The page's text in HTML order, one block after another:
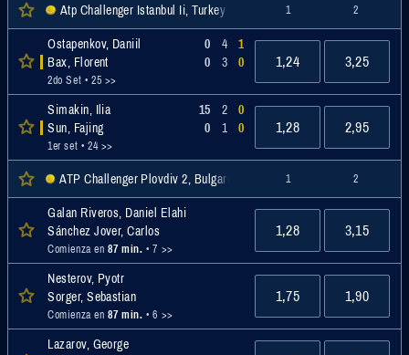
Atp Challenger Istanbul Ii, Turkey Men Singles, Challenger
1 2
Ostapenkov, Daniil
Bax, Florent
2do Set • 25 >>
0
0
4
3
1
0
1,24 3,25
Simakin, Ilia
Sun, Fajing
1er set • 24 >>
15
0
2
1
0
0
1,28 2,95
ATP Challenger Plovdiv 2, Bulgaria Men Singles, Challenger
1 2
Galan Riveros, Daniel Elahi
Sánchez Jover, Carlos
Comienza en 87 min. • 7 >>
1,28 3,15
Nesterov, Pyotr
Sorger, Sebastian
Comienza en 87 min. • 6 >>
1,75 1,90
Lazarov, George